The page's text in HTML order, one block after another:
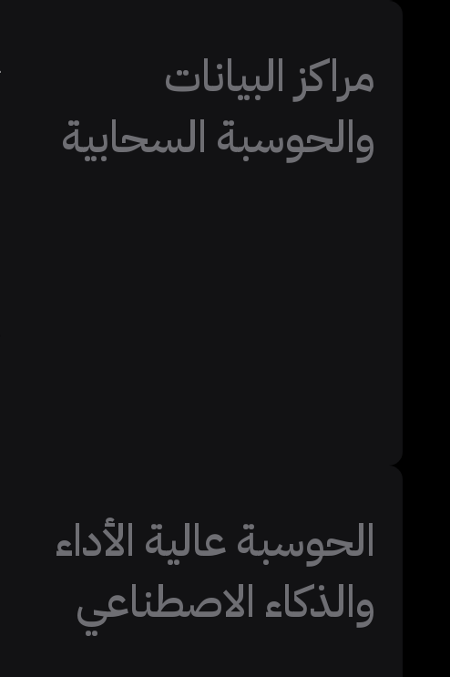
مراكز البيانات
والحوسبة السحابية
الحوسبة عالية الأداء
والذكاء الاصطناعي